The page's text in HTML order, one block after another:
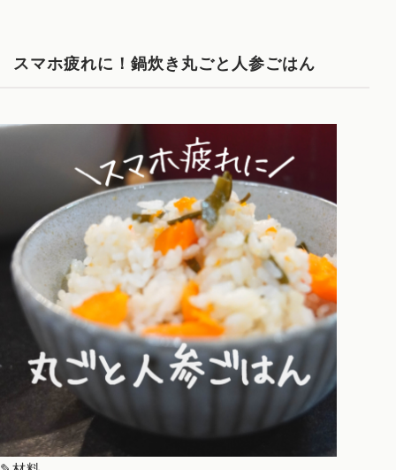
Works
プロフィール
まいにち薬膳とは
サービス
薬膳講座
オンラインコミュニティ
スマホ疲れに！鍋炊き丸ごと人参ごはん